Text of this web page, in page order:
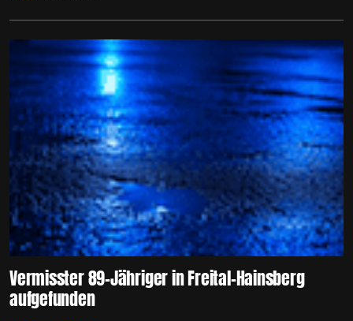
Vermisster 89-Jähriger in Freital-Hainsberg
aufgefunden